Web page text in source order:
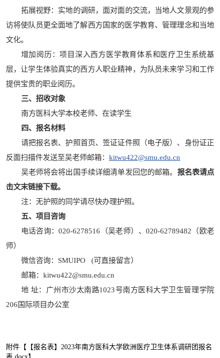
拓展视野：实地的调研，面对面的交流，当地人文景观的参
访将使队员更全面地了解西方国家的医学教育、管理理念和当地
文化。
增加阅历：项目深入西方医学教育体系和医疗卫生系统基
层，让学生体验真实的西方人职业精神，为队员未来学习和工作
提供宝贵的职业阅历。
三、招收对象
南方医科大学本校老师、在读学生
四、报名材料
请把报名表、护照首页、签证证件照（电子版）、身份证正
反面扫描件发送至吴老师邮箱： kitwu422@smu.edu.cn
吴老师将会将出国手续详细清单发回您的邮箱。 报名表请点
击文末链接下载。
注：无护照的同学请尽快办理护照。
五、项目咨询
电话咨询：020-6278516（吴老师）、020-62789482（欧老
师）
微信咨询：SMUIPO (可直接留言）
邮箱：kitwu422@smu.edu.cn
地 址：广州市沙太南路1023号南方医科大学卫生管理学院
206国际项目办公室
附件【【报名表】2023年南方医科大学欧洲医疗卫生体系调研团报名